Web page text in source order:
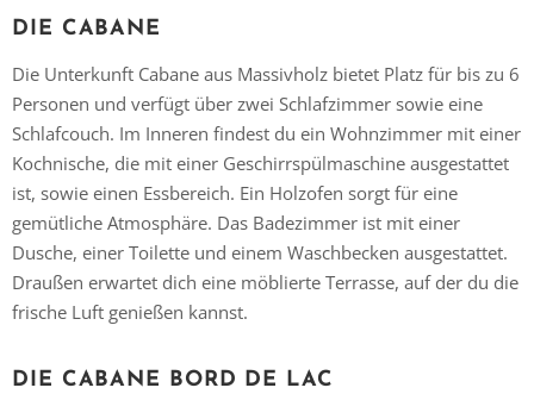
DIE CABANE
Die Unterkunft Cabane aus Massivholz bietet Platz für bis zu 6
Personen und verfügt über zwei Schlafzimmer sowie eine
Schlafcouch. Im Inneren findest du ein Wohnzimmer mit einer
Kochnische, die mit einer Geschirrspülmaschine ausgestattet
ist, sowie einen Essbereich. Ein Holzofen sorgt für eine
gemütliche Atmosphäre. Das Badezimmer ist mit einer
Dusche, einer Toilette und einem Waschbecken ausgestattet.
Draußen erwartet dich eine möblierte Terrasse, auf der du die
frische Luft genießen kannst.
DIE CABANE BORD DE LAC